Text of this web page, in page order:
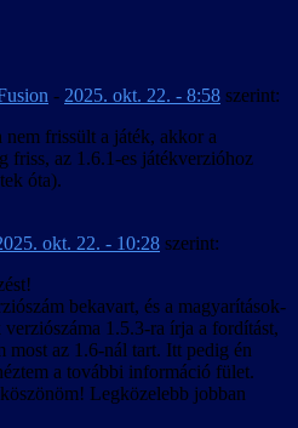
- 2025. okt. 22. - 8:58 szerint:
nem frissült a játék, akkor a
friss, az 1.6.1-es játékverzióhoz
óta).
okt. 22. - 10:28 szerint:
bekavart, és a magyarítások-
verziószáma 1.5.3-ra írja a fordítást,
most az 1.6-nál tart. Itt pedig én
a további információ fület.
Legközelebb jobban